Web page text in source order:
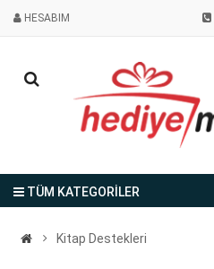
HESABIM
TÜM KATEGORİLER
Kitap Destekleri